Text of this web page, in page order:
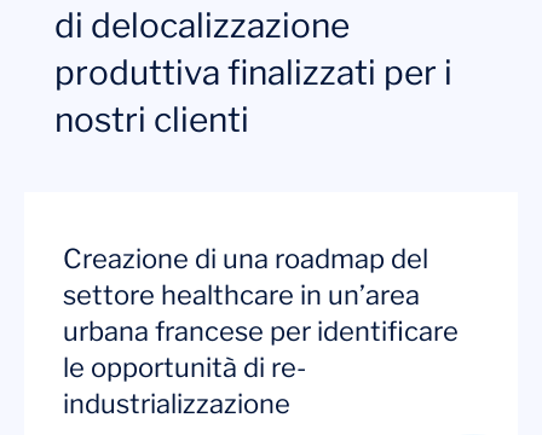
di delocalizzazione
produttiva finalizzati per i
nostri clienti
Creazione di una roadmap del
settore healthcare in un’area
urbana francese per identificare
le opportunità di re-
industrializzazione